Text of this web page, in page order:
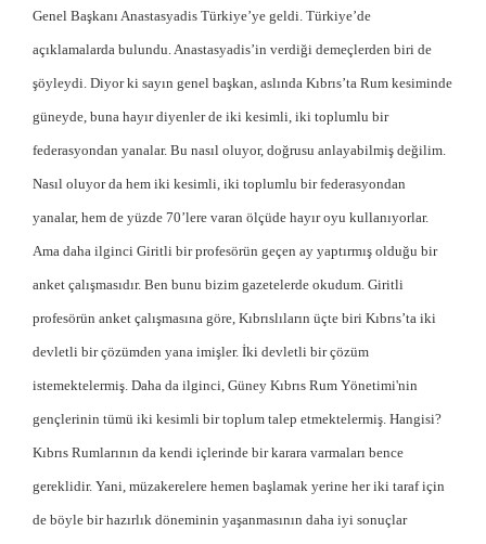
Genel Başkanı Anastasyadis Türkiye’ye geldi. Türkiye’de
açıklamalarda bulundu. Anastasyadis’in verdiği demeçlerden biri de
şöyleydi. Diyor ki sayın genel başkan, aslında Kıbrıs’ta Rum kesiminde
güneyde, buna hayır diyenler de iki kesimli, iki toplumlu bir
federasyondan yanalar. Bu nasıl oluyor, doğrusu anlayabilmiş değilim.
Nasıl oluyor da hem iki kesimli, iki toplumlu bir federasyondan
yanalar, hem de yüzde 70’lere varan ölçüde hayır oyu kullanıyorlar.
Ama daha ilginci Giritli bir profesörün geçen ay yaptırmış olduğu bir
anket çalışmasıdır. Ben bunu bizim gazetelerde okudum. Giritli
profesörün anket çalışmasına göre, Kıbrıslıların üçte biri Kıbrıs’ta iki
devletli bir çözümden yana imişler. İki devletli bir çözüm
istemektelermiş. Daha da ilginci, Güney Kıbrıs Rum Yönetimi'nin
gençlerinin tümü iki kesimli bir toplum talep etmektelermiş. Hangisi?
Kıbrıs Rumlarının da kendi içlerinde bir karara varmaları bence
gereklidir. Yani, müzakerelere hemen başlamak yerine her iki taraf için
de böyle bir hazırlık döneminin yaşanmasının daha iyi sonuçlar